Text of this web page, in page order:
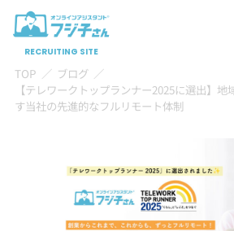
RECRUITING SITE
TOP
ブログ
【テレワークトップランナー2025に選出】
す当社の先進的なフルリモート体制